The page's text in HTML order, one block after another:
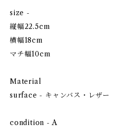
size -
縦幅22.5cm
横幅18cm
マチ幅10cm
Material
surface - キャンバス・レザー
condition - A